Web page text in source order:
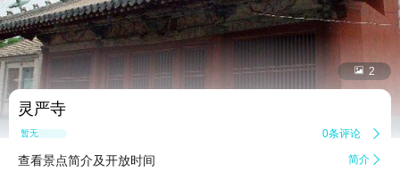
 2
灵严寺
暂无点评 0条评论 
查看景点简介及开放时间 简介 